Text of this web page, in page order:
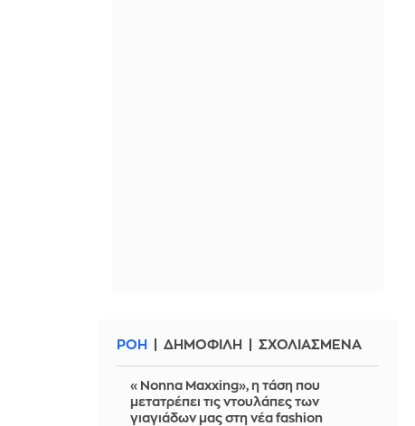
ΡΟΗ ΔΗΜΟΦΙΛΗ ΣΧΟΛΙΑΣΜΕΝΑ
«Nonna Maxxing», η τάση που
μετατρέπει τις ντουλάπες των
γιαγιάδων μας στη νέα fashion